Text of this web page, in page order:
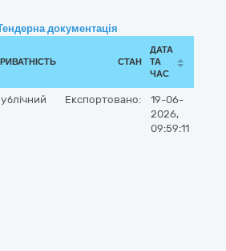
документація
СТАН
ДАТА
ТА
ЧАС
Експортовано:
19-06-
2026,
09:59:11